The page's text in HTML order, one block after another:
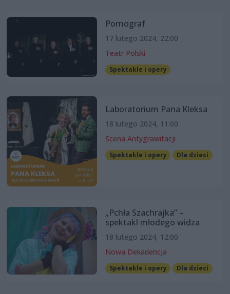
Pornograf
17 lutego 2024, 22:00
Teatr Polski
Spektakle i opery
Laboratorium Pana Kleksa
18 lutego 2024, 11:00
Scena Antygrawitacji
Spektakle i opery Dla dzieci
„Pchła Szachrajka” –
spektakl młodego widza
18 lutego 2024, 12:00
Nowa Dekadencja
Spektakle i opery Dla dzieci